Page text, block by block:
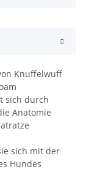
Knuffelwuff
sich durch
Anatomie
sich mit der
Hundes